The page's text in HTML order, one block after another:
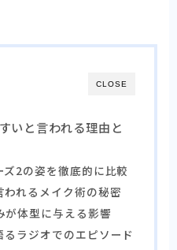
CLOSE
いと言われる理由と
2の姿を徹底的に比較
れるメイク術の秘密
が体型に与える影響
ラジオでのエピソード